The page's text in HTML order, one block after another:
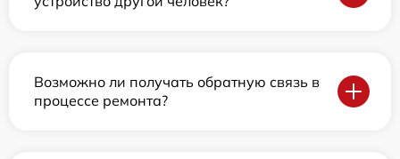
Возможно ли получать обратную связь в
процессе ремонта?